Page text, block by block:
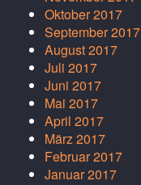
Oktober 2017
September 2017
August 2017
Juli 2017
Juni 2017
Mai 2017
April 2017
März 2017
Februar 2017
Januar 2017